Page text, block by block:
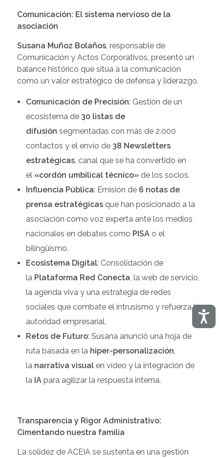
Comunicación: El sistema nervioso de la
asociación
Susana Muñoz Bolaños, responsable de
Comunicación y Actos Corporativos, presentó un
balance histórico que sitúa a la comunicación
como un valor estratégico de defensa y liderazgo.
Comunicación de Precisión: Gestión de un
ecosistema de 30 listas de
difusión segmentadas con más de 2.000
contactos y el envío de 38 Newsletters
estratégicas, canal que se ha convertido en
el «cordón umbilical técnico»de los socios.
Influencia Pública: Emisión de 6 notas de
prensa estratégicasque han posicionado a la
asociación como voz experta ante los medios
nacionales en debates como PISAo el
bilingüismo.
Ecosistema Digital: Consolidación de
la Plataforma Red Conecta, la web de servicio,
la agenda viva y una estrategia de redes
sociales que combate el intrusismo y refuerza la
autoridad empresarial.
Retos de Futuro: Susana anunció una hoja de
ruta basada en la hiper-personalización,
la narrativa visualen vídeo y la integración de
la IApara agilizar la respuesta interna.
Transparencia y Rigor Administrativo:
Cimentando nuestra familia
La solidez de ACEIA se sustenta en una gestión